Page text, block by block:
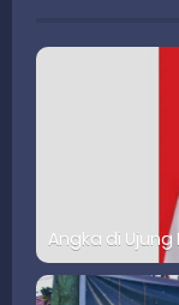
Angka di Ujung